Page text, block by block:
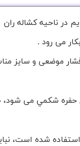
در ناحیه کشاله ران
می رود .
موضعی و سایز
حفره شكمي می شود،
شده است،